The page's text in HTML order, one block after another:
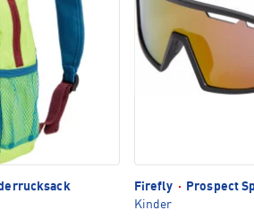
Firefly ·
Prospect
Kinder